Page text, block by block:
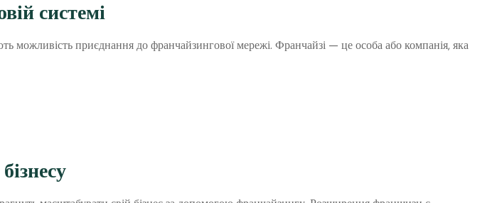
системі
можливість приєднання до франчайзингової мережі. Франчайзі — це особа або компанія, яка